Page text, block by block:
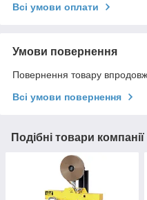
Всі умови оплати
Умови повернення
Повернення товару
Всі умови повернення
Подібні товари компанії